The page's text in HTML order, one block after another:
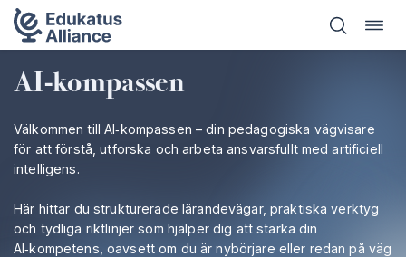
Hoppa
till
innehåll
AI-kompassen
Välkommen till AI‑kompassen – din pedagogiska vägvisare
för att förstå, utforska och arbeta ansvarsfullt med artificiell
intelligens.
Här hittar du strukturerade lärandevägar, praktiska verktyg
och tydliga riktlinjer som hjälper dig att stärka din
AI‑kompetens, oavsett om du är nybörjare eller redan på väg